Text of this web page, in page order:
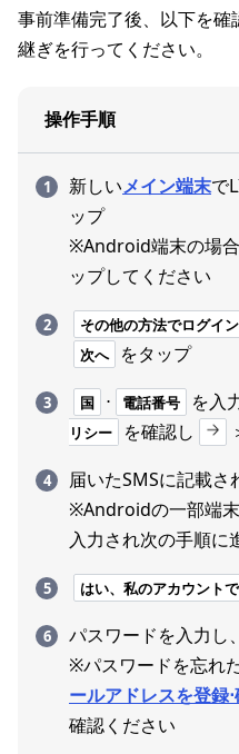
事前準備完了後、以下を確
継ぎを行ってください。
操作手順
新しいメイン端末で
ップ
※Android端末の場
ップしてください
その他の方法でログイン
次へ をタップ
国 ⋅ 電話番号 を入
リシー
を確認し
届いたSMSに記載さ
※Androidの一部端
入力され次の手順に
はい、私のアカウント
パスワードを入力し、
※パスワードを忘れ
ールアドレスを登録
確認ください